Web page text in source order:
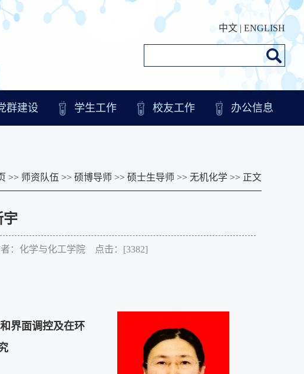
中文 | ENGLISH
群建设 学生工作 校友工作 办公信息
>> 师资队伍 >> 硕博导师 >> 硕士生导师 >> 无机化学 >> 正文
宇
者：化学与化工学院 点击：[3382]
界面调控及在环